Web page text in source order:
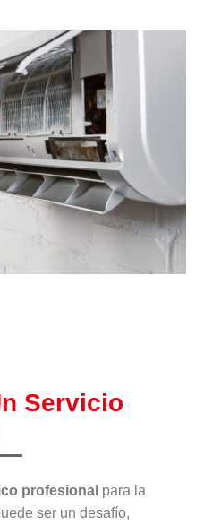
Servicio
profesional para la
ser un desafío,